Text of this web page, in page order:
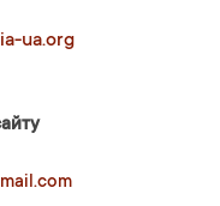
ua.org